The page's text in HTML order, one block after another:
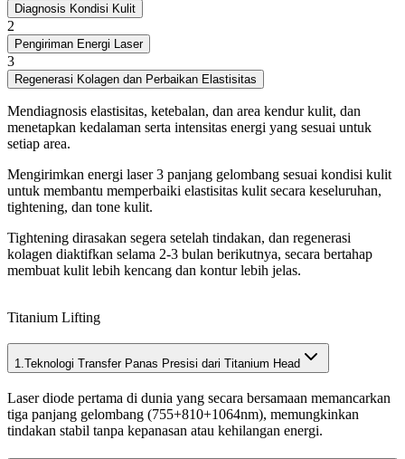
Diagnosis Kondisi Kulit
2
Pengiriman Energi Laser
3
Regenerasi Kolagen dan Perbaikan Elastisitas
Mendiagnosis elastisitas, ketebalan, dan area kendur kulit, dan
menetapkan kedalaman serta intensitas energi yang sesuai untuk
setiap area.
Mengirimkan energi laser 3 panjang gelombang sesuai kondisi kulit
untuk membantu memperbaiki elastisitas kulit secara keseluruhan,
tightening, dan tone kulit.
Tightening dirasakan segera setelah tindakan, dan regenerasi
kolagen diaktifkan selama 2-3 bulan berikutnya, secara bertahap
membuat kulit lebih kencang dan kontur lebih jelas.
Titanium Lifting
1.Teknologi Transfer Panas Presisi dari Titanium Head
Laser diode pertama di dunia yang secara bersamaan memancarkan
tiga panjang gelombang (755+810+1064nm), memungkinkan
tindakan stabil tanpa kepanasan atau kehilangan energi.